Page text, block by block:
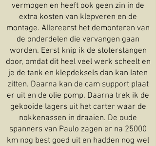
vermogen en heeft ook geen zin in de
extra kosten van klepveren en de
montage. Allereerst het demonteren van
de onderdelen die vervangen gaan
worden. Eerst knip ik de stoterstangen
door, omdat dit heel veel werk scheelt en
je de tank en klepdeksels dan kan laten
zitten. Daarna kan de cam support plaat
er uit en de olie pomp. Daarna trek ik de
gekooide lagers uit het carter waar de
nokkenassen in draaien. De oude
spanners van Paulo zagen er na 25000
km nog best goed uit en hadden nog wel